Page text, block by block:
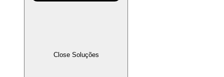
Close Soluções